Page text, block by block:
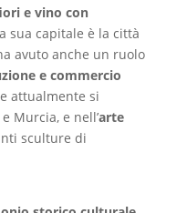
e vino con
sua capitale è la città
avuto anche un ruolo
e commercio
attualmente si
Murcia, e nell’arte
sculture di